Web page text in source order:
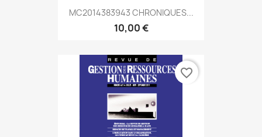
MC2014383943 CHRONIQUES...
10,00 €
favorite_border